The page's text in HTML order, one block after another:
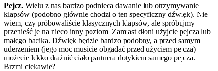
Pejcz. Wielu z nas bardzo podnieca dawanie lub otrzymywanie
klapsów (podobno głównie chodzi o ten specyficzny dźwięk). Nie
wiem, czy próbowaliście klasycznych klapsów, ale spróbujmy
przenieść je na nieco inny poziom. Zamiast dłoni użyjcie pejcza lub
małego bacika. Dźwięk będzie bardzo podobny, a przed samym
uderzeniem (jego moc musicie obgadać przed użyciem pejcza)
możecie lekko drażnić ciało partnera dotykiem samego pejcza.
Brzmi ciekawie?